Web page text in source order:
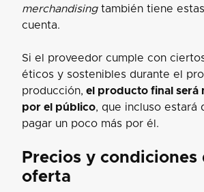
merchandisingtambién tiene
cuenta.
Si el proveedor cumple con
éticos y sostenibles durante el
producción, el producto final será
por el público, que incluso estará
pagar un poco más por él.
Precios y condiciones
oferta